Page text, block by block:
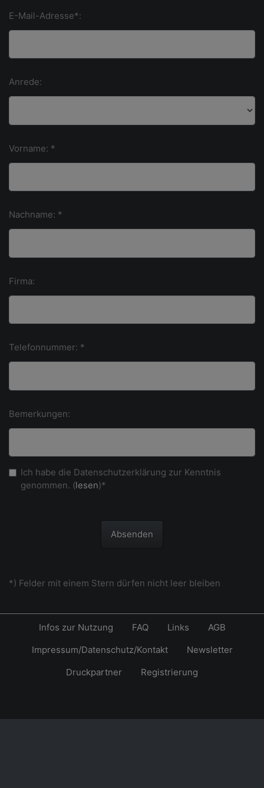
E-Mail-Adresse*:
Anrede:
Vorname: *
Nachname: *
Firma:
Telefonnummer: *
Bemerkungen:
Ich habe die Datenschutzerklärung zur Kenntnis
genommen. (lesen)*
Absenden
*) Felder mit einem Stern dürfen nicht leer bleiben
Infos zur Nutzung FAQ Links
AGB
Impressum/Datenschutz/Kontakt
Newsletter
Druckpartner
Registrierung